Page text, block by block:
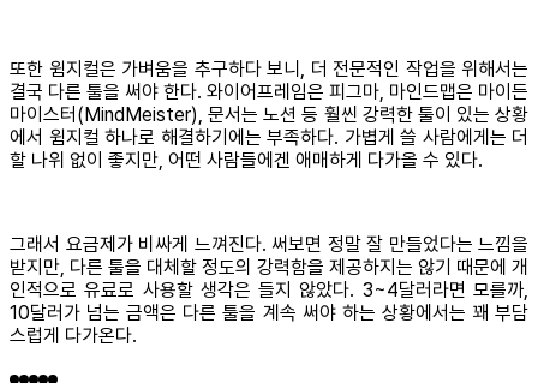
또한 윔지컬은 가벼움을 추구하다 보니, 더 전문적인 작업을 위해서는
결국 다른 툴을 써야 한다. 와이어프레임은 피그마, 마인드맵은 마이든
마이스터(MindMeister), 문서는 노션 등 훨씬 강력한 툴이 있는 상황
에서 윔지컬 하나로 해결하기에는 부족하다. 가볍게 쓸 사람에게는 더
할 나위 없이 좋지만, 어떤 사람들에겐 애매하게 다가올 수 있다.
그래서 요금제가 비싸게 느껴진다. 써보면 정말 잘 만들었다는 느낌을
받지만, 다른 툴을 대체할 정도의 강력함을 제공하지는 않기 때문에 개
인적으로 유료로 사용할 생각은 들지 않았다. 3~4달러라면 모를까,
10달러가 넘는 금액은 다른 툴을 계속 써야 하는 상황에서는 꽤 부담
스럽게 다가온다.